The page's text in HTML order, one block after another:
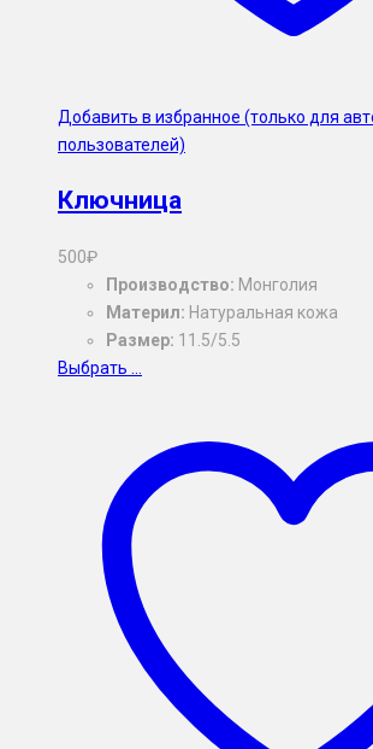
Добавить в избранное (только для
пользователей)
Ключница
500₽
Производство: Монголия
Материл: Натуральная кожа
Размер: 11.5/5.5
Выбрать ...